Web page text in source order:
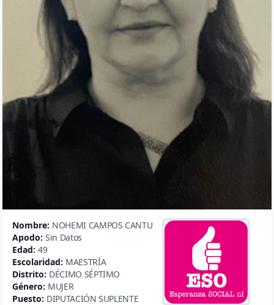
Nombre: NOHEMI CAMPOS CANTU
Apodo: Sin Datos
Edad: 49
Escolaridad: MAESTRÍA
Distrito: DÉCIMO SÉPTIMO
Género: MUJER
Puesto: DIPUTACIÓN SUPLENTE